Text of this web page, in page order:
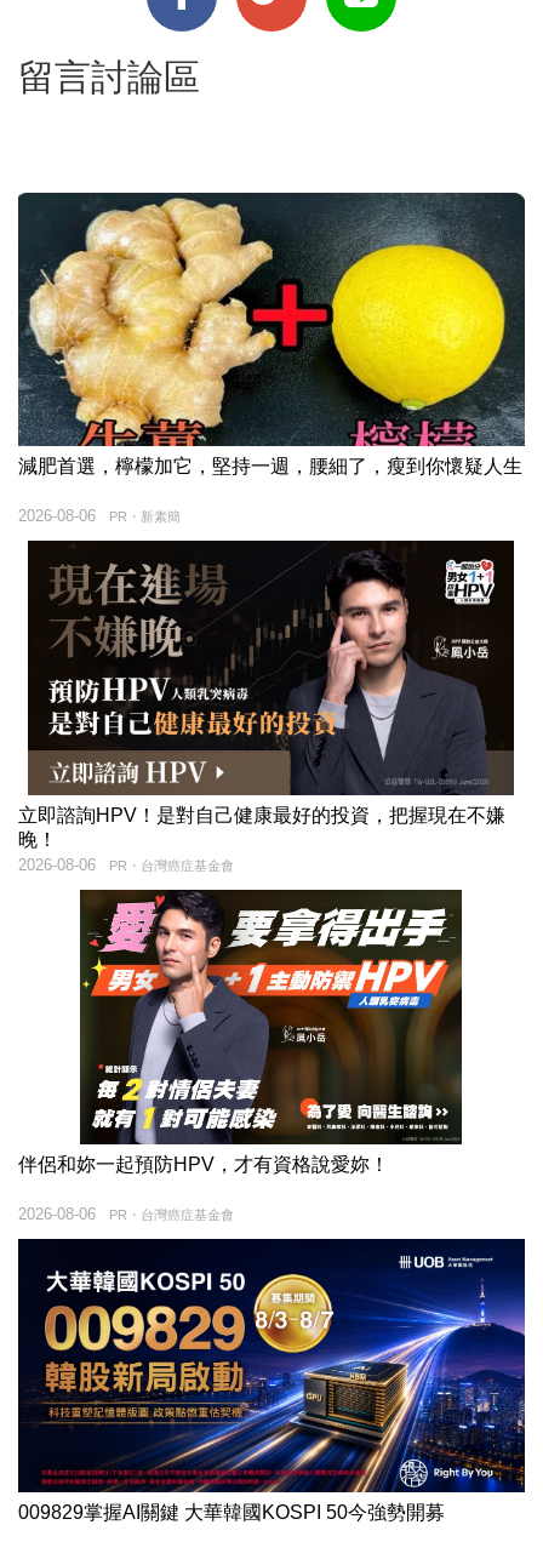
留言討論區
減肥首選，檸檬加它，堅持一週，腰細了，瘦到你懷疑人生
PR・新素簡
2026-08-06
立即諮詢HPV！是對自己健康最好的投資，把握現在不嫌
晚！
PR・台灣癌症基金會
2026-08-06
伴侶和妳一起預防HPV，才有資格說愛妳！
PR・台灣癌症基金會
2026-08-06
009829掌握AI關鍵 大華韓國KOSPI 50今強勢開募